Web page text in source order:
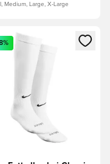
Medium, Large, X-Large
vagy a tagként
egy modált a